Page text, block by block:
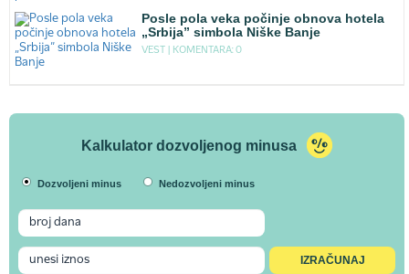
Posle pola veka počinje obnova hotela
„Srbija” simbola Niške Banje
VEST | KOMENTARA: 0
Kalkulator dozvoljenog minusa
Dozvoljeni minus Nedozvoljeni minus